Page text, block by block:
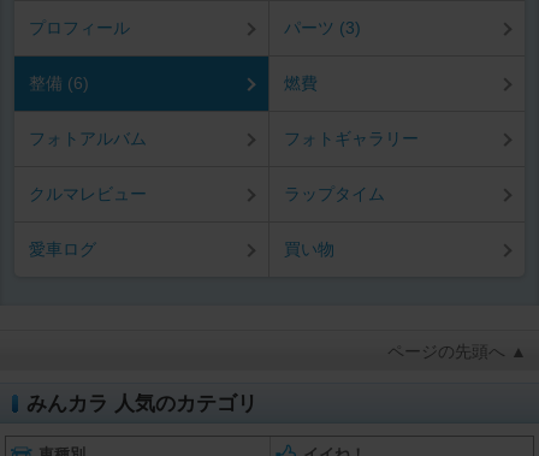
プロフィール パーツ (3)
整備 (6) 燃費
フォトアルバム フォトギャラリー
クルマレビュー ラップタイム
愛車ログ 買い物
ページの先頭へ ▲
みんカラ 人気のカテゴリ